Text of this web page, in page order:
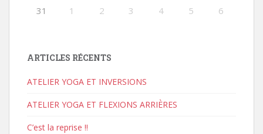
31 1 2 3 4 5 6
ARTICLES RÉCENTS
ATELIER YOGA ET INVERSIONS
ATELIER YOGA ET FLEXIONS ARRIÈRES
C’est la reprise !!